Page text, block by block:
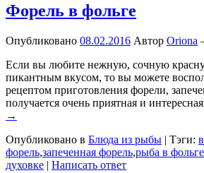
Форель в фольге
Опубликовано 08.02.2016 Автор Oriona
Если вы любите нежную, сочную
пикантным вкусом, то вы можете
рецептом приготовления форели,
получается очень приятная и
→
Опубликовано в Блюда из рыбы | Тэги:
форель,запеченная форель,рыба в фольге
духовке | Написать ответ